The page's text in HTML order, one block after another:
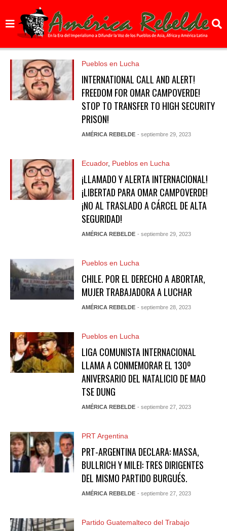
Pueblos en Lucha
INTERNATIONAL CALL AND ALERT!
FREEDOM FOR OMAR CAMPOVERDE!
STOP TO TRANSFER TO HIGH SECURITY
PRISON!
AMÉRICA REBELDE - septiembre 29, 2023
Ecuador, Pueblos en Lucha
¡LLAMADO Y ALERTA INTERNACIONAL!
¡LIBERTAD PARA OMAR CAMPOVERDE!
¡NO AL TRASLADO A CÁRCEL DE ALTA
SEGURIDAD!
AMÉRICA REBELDE - septiembre 29, 2023
Pueblos en Lucha
CHILE. POR EL DERECHO A ABORTAR,
MUJER TRABAJADORA A LUCHAR
AMÉRICA REBELDE - septiembre 28, 2023
Pueblos en Lucha
LIGA COMUNISTA INTERNACIONAL
LLAMA A CONMEMORAR EL 130º
ANIVERSARIO DEL NATALICIO DE MAO
TSE DUNG
AMÉRICA REBELDE - septiembre 27, 2023
PRT Argentina
PRT-ARGENTINA DECLARA: MASSA,
BULLRICH Y MILEI: TRES DIRIGENTES
DEL MISMO PARTIDO BURGUÉS.
AMÉRICA REBELDE - septiembre 27, 2023
Partido Guatemalteco del Trabajo